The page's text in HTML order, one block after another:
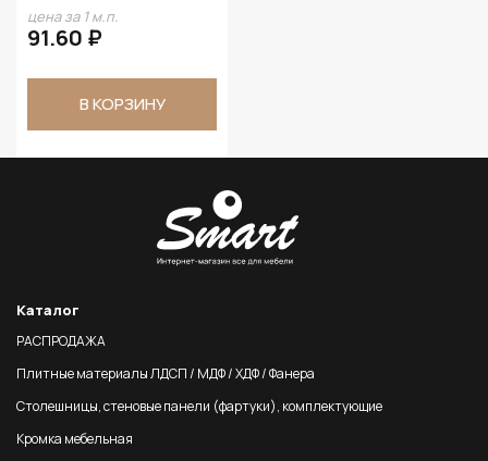
цена за 1 м.п.
91.60 ₽
В КОРЗИНУ
Каталог
РАСПРОДАЖА
Плитные материалы ЛДСП / МДФ / ХДФ / Фанера
Столешницы, стеновые панели (фартуки), комплектующие
Кромка мебельная